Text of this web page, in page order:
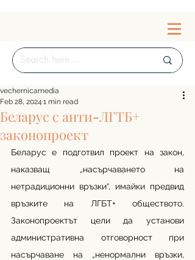
Беларус с анти-ЛГТБ+
законопроект
vechernicamedia
Feb 28, 2024 1 min read
Беларус е подготвил проект на закон,
наказващ „насърчаването на
нетрадиционни връзки“, имайки предвид
връзките на ЛГБТ+ обществото.
Законопроектът цели да установи
административна отговорност при
насърчаване на „ненормални връзки,